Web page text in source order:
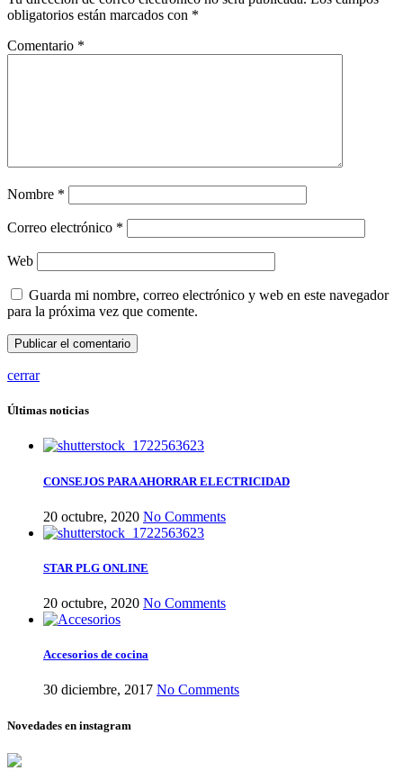
obligatorios están marcados con *
Comentario *
Nombre *
Correo electrónico *
Web
Guarda mi nombre, correo electrónico y web en este navegador
para la próxima vez que comente.
cerrar
Últimas noticias
CONSEJOS PARA AHORRAR ELECTRICIDAD
20 octubre, 2020 No Comments
STAR PLG ONLINE
20 octubre, 2020 No Comments
Accesorios de cocina
30 diciembre, 2017 No Comments
Novedades en instagram